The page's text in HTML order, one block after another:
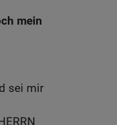
mein
sei mir